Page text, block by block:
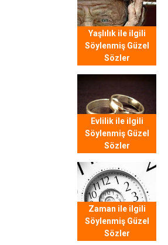
Yaşlılık ile ilgili
Söylenmiş Güzel
Sözler
Evlilik ile ilgili
Söylenmiş Güzel
Sözler
Zaman ile ilgili
Söylenmiş Güzel
Sözler